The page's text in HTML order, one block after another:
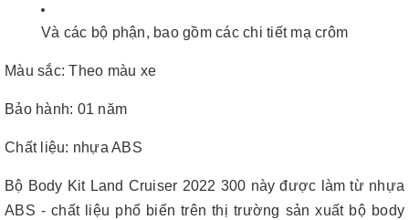
Và các bộ phận, bao gồm các chi tiết mạ crôm
Màu sắc: Theo màu xe
Bảo hành: 01 năm
Chất liệu: nhựa ABS
Bộ Body Kit Land Cruiser 2022 300 này được làm từ nhựa
ABS - chất liệu phổ biến trên thị trường sản xuất bộ body